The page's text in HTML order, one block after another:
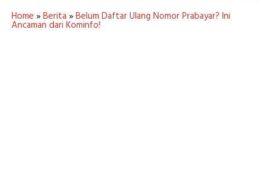
Home »Berita »Belum Daftar Ulang Nomor Prabayar? Ini
Ancaman dari Kominfo!